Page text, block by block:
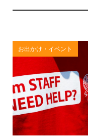
お出かけ・イベント